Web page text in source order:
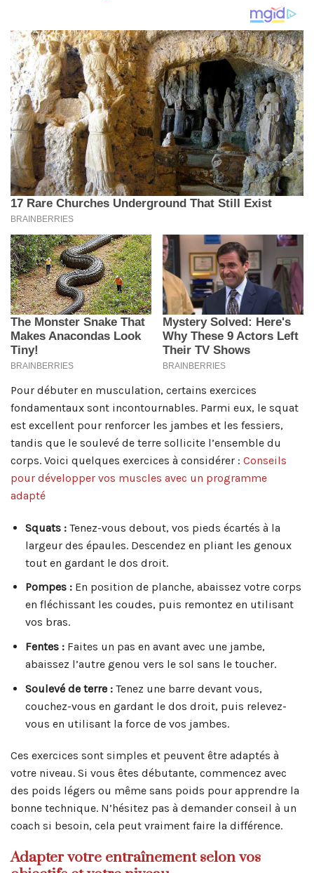
Pour débuter en musculation, certains exercices
fondamentaux sont incontournables. Parmi eux, le squat
est excellent pour renforcer les jambes et les fessiers,
tandis que le soulevé de terre sollicite l’ensemble du
corps. Voici quelques exercices à considérer : Conseils
pour développer vos muscles avec un programme
adapté
Squats :Tenez-vous debout, vos pieds écartés à la
largeur des épaules. Descendez en pliant les genoux
tout en gardant le dos droit.
Pompes :En position de planche, abaissez votre corps
en fléchissant les coudes, puis remontez en utilisant
vos bras.
Fentes :Faites un pas en avant avec une jambe,
abaissez l’autre genou vers le sol sans le toucher.
Soulevé de terre :Tenez une barre devant vous,
couchez-vous en gardant le dos droit, puis relevez-
vous en utilisant la force de vos jambes.
Ces exercices sont simples et peuvent être adaptés à
votre niveau. Si vous êtes débutante, commencez avec
des poids légers ou même sans poids pour apprendre la
bonne technique. N’hésitez pas à demander conseil à un
coach si besoin, cela peut vraiment faire la différence.
Adapter votre entraînement selon vos